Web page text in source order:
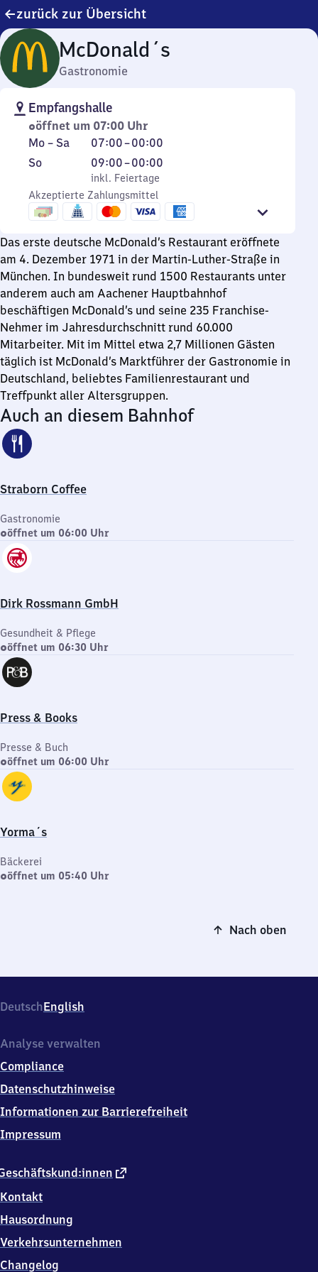
zurück zur Übersicht
McDonald´s
Gastronomie
Empfangshalle
öffnet um 07:00 Uhr
Montag
bis
Mo – Sa 07:00–00:00
Von
7
Uhr
bis
Sonntag
So,
inkl. Feiertage
09:00–00:00
Von
9
Uhr
bis
Uhr
inkl. Feiertage
Akzeptierte Zahlungsmittel
Das erste deutsche McDonald’s Restaurant eröffnete
am 4. Dezember 1971 in der Martin-Luther-Straße in
München. In bundesweit rund 1500 Restaurants unter
anderem auch am Aachener Hauptbahnhof
beschäftigen McDonald’s und seine 235 Franchise-
Nehmer im Jahresdurchschnitt rund 60.000
Mitarbeiter. Mit im Mittel etwa 2,7 Millionen Gästen
täglich ist McDonald’s Marktführer der Gastronomie in
Deutschland, beliebtes Familienrestaurant und
Treffpunkt aller Altersgruppen.
Auch an diesem Bahnhof
Straborn Coffee
Gastronomie
öffnet um 06:00 Uhr
Dirk Rossmann GmbH
Gesundheit & Pflege
öffnet um 06:30 Uhr
Press & Books
Presse & Buch
öffnet um 06:00 Uhr
Yorma´s
Bäckerei
öffnet um 05:40 Uhr
Nach oben
DeutschEnglish
externer
Kontakt
Hausordnung
Verkehrsunternehmen
Changelog
Analyse verwalten
Compliance
Datenschutzhinweise
Informationen zur Barrierefreiheit
Impressum